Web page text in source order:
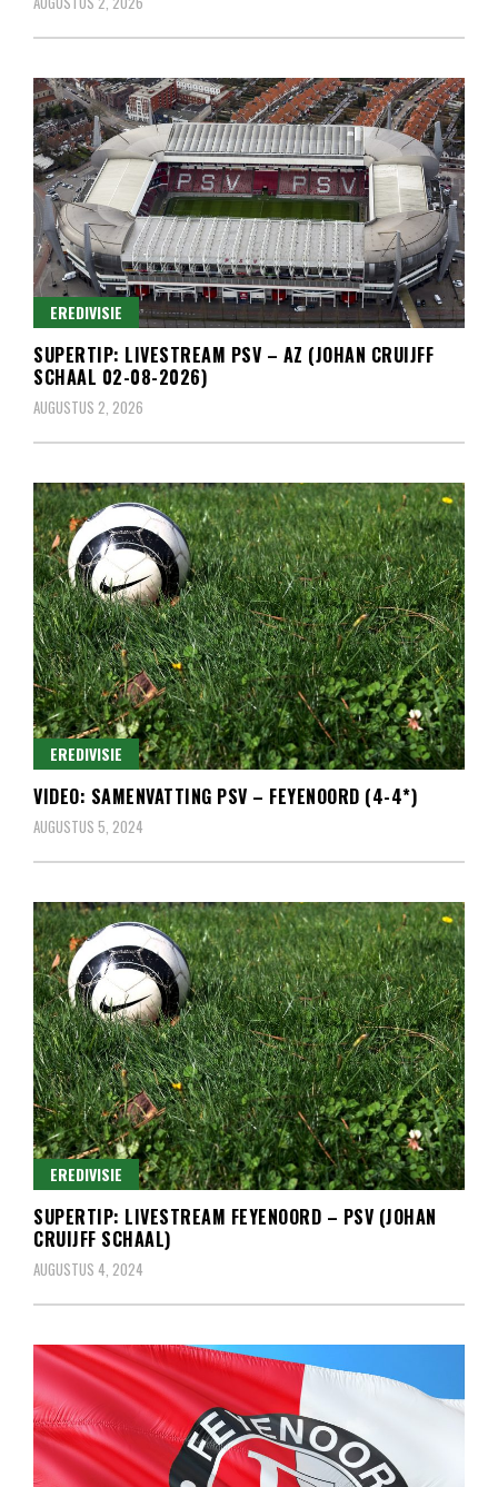
EREDIVISIE
SUPERTIP: LIVESTREAM PSV – AZ (JOHAN CRUIJFF
SCHAAL 02-08-2026)
AUGUSTUS 2, 2026
EREDIVISIE
VIDEO: SAMENVATTING PSV – FEYENOORD (4-4*)
AUGUSTUS 5, 2024
EREDIVISIE
SUPERTIP: LIVESTREAM FEYENOORD – PSV (JOHAN
CRUIJFF SCHAAL)
AUGUSTUS 4, 2024